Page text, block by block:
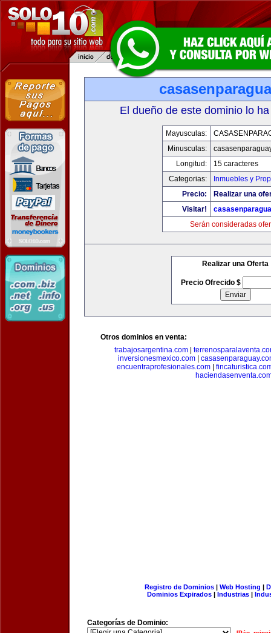
El dueño de este dominio lo
Mayusculas:
Minusculas:
Longitud:
15 caracteres
Categorias:
Inmuebles y
Precio:
Realizar una
Visitar!
Serán consideradas
Realizar una Oferta
Precio Ofrecido $
Otros dominios en venta:
trabajosargentina.com
inversionesmexico.com
encuentraprofesionales.com
Registro de Dominios| Web Hosting |
Dominios Expirados | Industrias |
Categorías de Dominio: